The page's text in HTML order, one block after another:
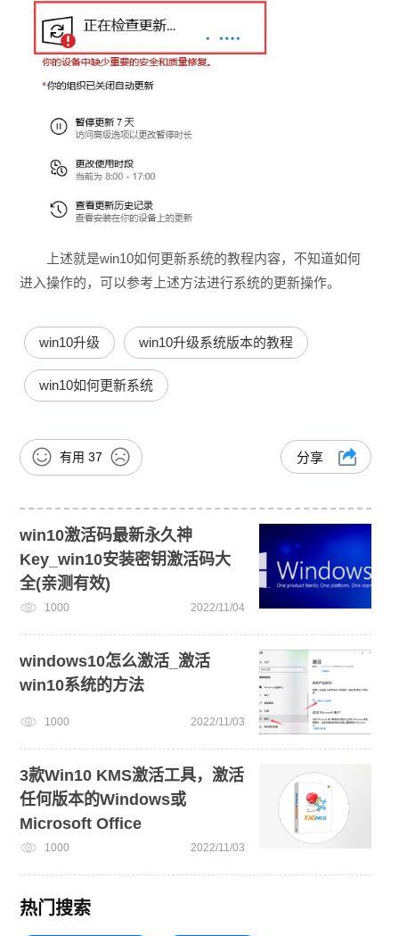
上述就是win10如何更新系统的教程内容，不知道如何
进入操作的，可以参考上述方法进行系统的更新操作。
win10升级 win10升级系统版本的教程
win10如何更新系统
有用 37 分享
win10激活码最新永久神
Key_win10安装密钥激活码大
全(亲测有效)
1000 2022/11/04
windows10怎么激活_激活
win10系统的方法
1000 2022/11/03
3款Win10 KMS激活工具，激活
任何版本的Windows或
Microsoft Office
1000 2022/11/03
热门搜索